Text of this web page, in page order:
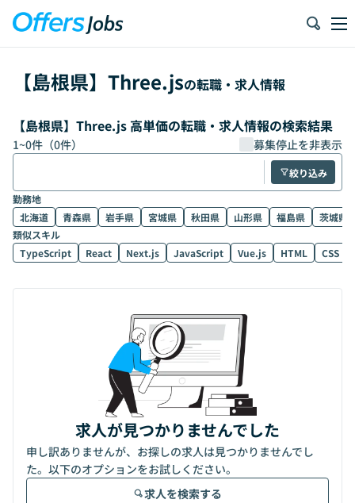
【島根県】 Three.jsの転職・求人情報
【島根県】Three.js 高単価の転職・求人情報の検索結果
1~0件（0件） 募集停止を非表示
絞り込み
勤務地
北海道
青森県 岩手県 宮城県 秋田県 山形県 福島県
茨城県
類似スキル
TypeScript
React Next.js JavaScript Vue.js HTML CSS
求人が見つかりませんでした
申し訳ありませんが、お探しの求人は見つかりませんでし
た。以下のオプションをお試しください。
求人を検索する